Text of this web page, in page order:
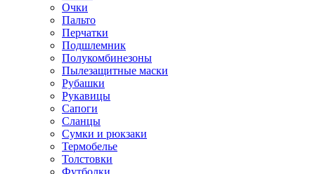
Очки
Пальто
Перчатки
Подшлемник
Полукомбинезоны
Пылезащитные маски
Рубашки
Рукавицы
Сапоги
Сланцы
Сумки и рюкзаки
Термобелье
Толстовки